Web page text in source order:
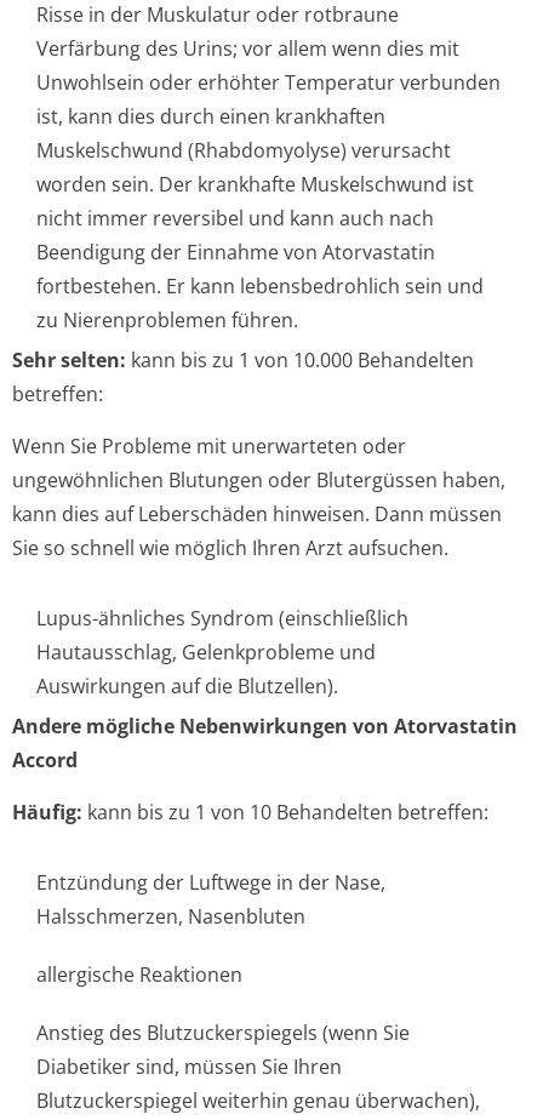
Risse in der Muskulatur oder rotbraune
Verfärbung des Urins; vor allem wenn dies mit
Unwohlsein oder erhöhter Temperatur verbunden
ist, kann dies durch einen krankhaften
Muskelschwund (Rhabdomyolyse) verursacht
worden sein. Der krankhafte Muskelschwund ist
nicht immer reversibel und kann auch nach
Beendigung der Einnahme von Atorvastatin
fortbestehen. Er kann lebensbedrohlich sein und
zu Nierenproblemen führen.
Sehr selten: kann bis zu 1 von 10.000 Behandelten
betreffen:
Wenn Sie Probleme mit unerwarteten oder
ungewöhnlichen Blutungen oder Blutergüssen haben,
kann dies auf Leberschäden hinweisen. Dann müssen
Sie so schnell wie möglich Ihren Arzt aufsuchen.
Lupus-ähnliches Syndrom (einschließlich
Hautausschlag, Gelenkprobleme und
Auswirkungen auf die Blutzellen).
Andere mögliche Nebenwirkungen von Atorvastatin
Accord
Häufig: kann bis zu 1 von 10 Behandelten betreffen:
Entzündung der Luftwege in der Nase,
Halsschmerzen, Nasenbluten
allergische Reaktionen
Anstieg des Blutzuckerspiegels (wenn Sie
Diabetiker sind, müssen Sie Ihren
Blutzuckerspiegel weiterhin genau überwachen),